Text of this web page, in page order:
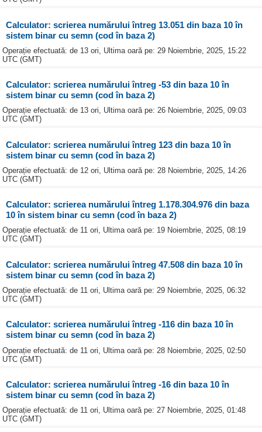
Calculator: scrierea numărului întreg 13.051 din baza 10 în
sistem binar cu semn (cod în baza 2)
Operație efectuată: de 13 ori, Ultima oară pe: 29 Noiembrie, 2025, 15:22
UTC (GMT)
Calculator: scrierea numărului întreg -53 din baza 10 în
sistem binar cu semn (cod în baza 2)
Operație efectuată: de 13 ori, Ultima oară pe: 26 Noiembrie, 2025, 09:03
UTC (GMT)
Calculator: scrierea numărului întreg 123 din baza 10 în
sistem binar cu semn (cod în baza 2)
Operație efectuată: de 12 ori, Ultima oară pe: 28 Noiembrie, 2025, 14:26
UTC (GMT)
Calculator: scrierea numărului întreg 1.178.304.976 din baza
10 în sistem binar cu semn (cod în baza 2)
Operație efectuată: de 11 ori, Ultima oară pe: 19 Noiembrie, 2025, 08:19
UTC (GMT)
Calculator: scrierea numărului întreg 47.508 din baza 10 în
sistem binar cu semn (cod în baza 2)
Operație efectuată: de 11 ori, Ultima oară pe: 29 Noiembrie, 2025, 06:32
UTC (GMT)
Calculator: scrierea numărului întreg -116 din baza 10 în
sistem binar cu semn (cod în baza 2)
Operație efectuată: de 11 ori, Ultima oară pe: 28 Noiembrie, 2025, 02:50
UTC (GMT)
Calculator: scrierea numărului întreg -16 din baza 10 în
sistem binar cu semn (cod în baza 2)
Operație efectuată: de 11 ori, Ultima oară pe: 27 Noiembrie, 2025, 01:48
UTC (GMT)